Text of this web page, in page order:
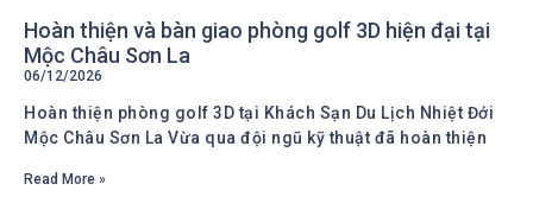
Hoàn thiện và bàn giao phòng golf 3D hiện đại tại
Mộc Châu Sơn La
06/12/2026
Hoàn thiện phòng golf 3D tại Khách Sạn Du Lịch Nhiệt Đới
Mộc Châu Sơn La Vừa qua đội ngũ kỹ thuật đã hoàn thiện
Read More »